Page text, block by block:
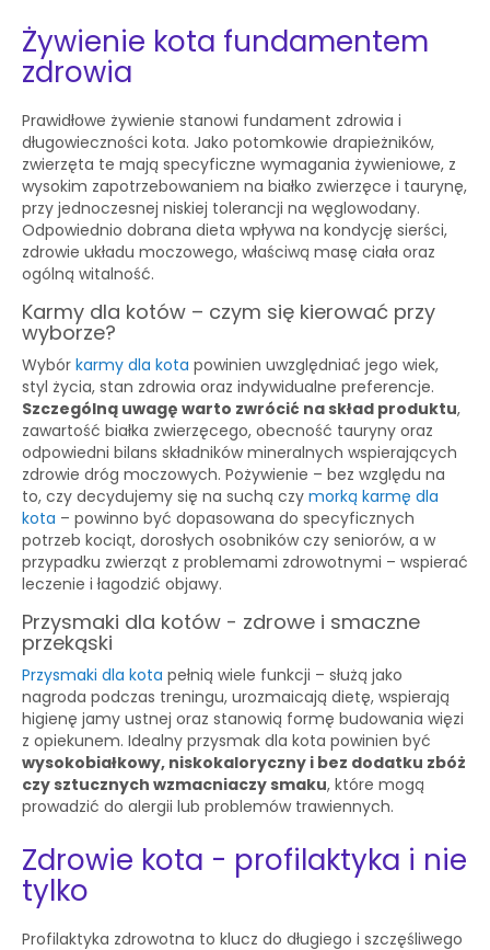
Żywienie kota fundamentem
zdrowia
Prawidłowe żywienie stanowi fundament zdrowia i
długowieczności kota. Jako potomkowie drapieżników,
zwierzęta te mają specyficzne wymagania żywieniowe, z
wysokim zapotrzebowaniem na białko zwierzęce i taurynę,
przy jednoczesnej niskiej tolerancji na węglowodany.
Odpowiednio dobrana dieta wpływa na kondycję sierści,
zdrowie układu moczowego, właściwą masę ciała oraz
ogólną witalność.
Karmy dla kotów – czym się kierować przy
wyborze?
Wybór karmy dla kota powinien uwzględniać jego wiek,
styl życia, stan zdrowia oraz indywidualne preferencje.
Szczególną uwagę warto zwrócić na skład produktu,
zawartość białka zwierzęcego, obecność tauryny oraz
odpowiedni bilans składników mineralnych wspierających
zdrowie dróg moczowych. Pożywienie – bez względu na
to, czy decydujemy się na suchą czy morką karmę dla
kota – powinno być dopasowana do specyficznych
potrzeb kociąt, dorosłych osobników czy seniorów, a w
przypadku zwierząt z problemami zdrowotnymi – wspierać
leczenie i łagodzić objawy.
Przysmaki dla kotów - zdrowe i smaczne
przekąski
Przysmaki dla kota pełnią wiele funkcji – służą jako
nagroda podczas treningu, urozmaicają dietę, wspierają
higienę jamy ustnej oraz stanowią formę budowania więzi
z opiekunem. Idealny przysmak dla kota powinien być
wysokobiałkowy, niskokaloryczny i bez dodatku zbóż
czy sztucznych wzmacniaczy smaku, które mogą
prowadzić do alergii lub problemów trawiennych.
Zdrowie kota - profilaktyka i nie
tylko
Profilaktyka zdrowotna to klucz do długiego i szczęśliwego